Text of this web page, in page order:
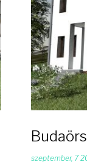
szeptember, 7